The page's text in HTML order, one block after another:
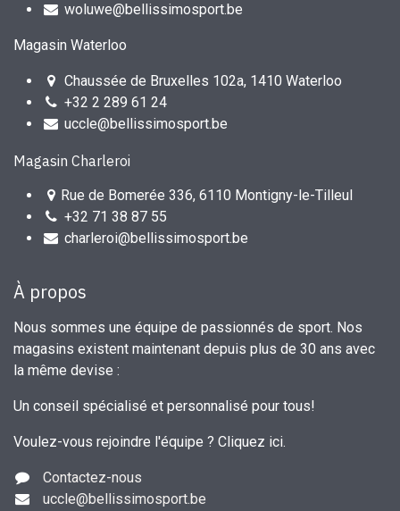
woluwe@bellissimosport.be
Magasin Waterloo
Chaussée de Bruxelles 102a, 1410 Waterloo
+32 2 289 61 24
uccle@bellissimosport.be
Magasin Charleroi
Rue de Bomerée 336, 6110 Montigny-le-Tilleul
+32 71 38 87 55
charleroi@bellissimosport.be
À propos
Nous sommes une équipe de passionnés de sport. Nos
magasins existent maintenant depuis plus de 30 ans avec
la même devise :
Un conseil spécialisé et personnalisé pour tous!
Voulez-vous rejoindre l'équipe ? Cliquez ici.
Contactez-nous
uccle@bellissimosport.be